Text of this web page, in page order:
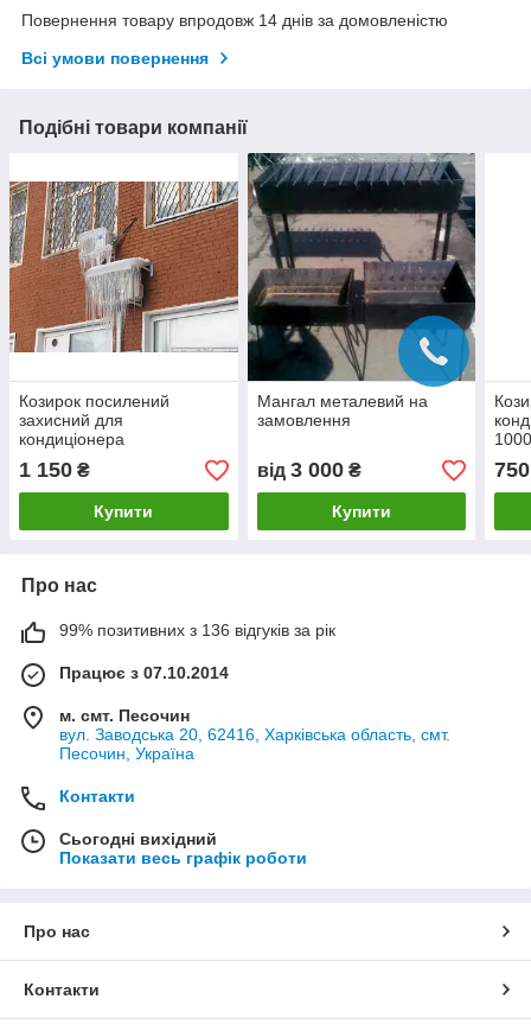
Повернення товару впродовж 14 днів за домовленістю
Всі умови повернення
Подібні товари компанії
Козирок посилений
захисний для
кондиціонера
1000*500*0.8
1 150 ₴
Купити
Мангал металевий на
замовлення
від 3 000₴
Купити
750
Про нас
99% позитивних з 136 відгуків за рік
Працює з 07.10.2014
м. смт. Песочин
вул. Заводська 20, 62416, Харківська область, смт.
Песочин, Україна
Контакти
Сьогодні вихідний
Показати весь графік роботи
Про нас
Контакти